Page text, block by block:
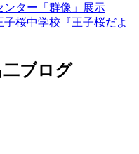
ンター「群像」展示
子桜中学校『王子桜だよ
ブログ